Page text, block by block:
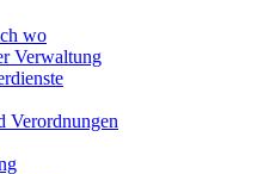
wo
Verwaltung
Verordnungen